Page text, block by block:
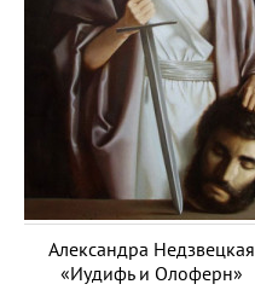
Александра Недзвецкая
«Иудифь и Олоферн»